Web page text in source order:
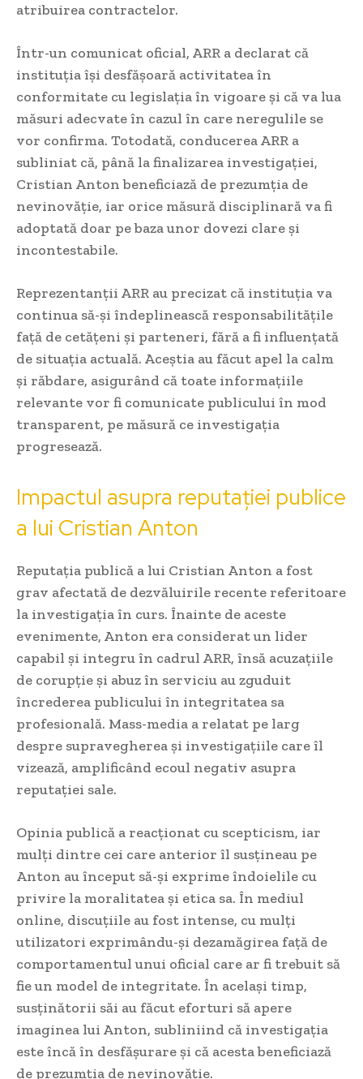
atribuirea contractelor.
Într-un comunicat oficial, ARR a declarat că
instituția își desfășoară activitatea în
conformitate cu legislația în vigoare și că va lua
măsuri adecvate în cazul în care neregulile se
vor confirma. Totodată, conducerea ARR a
subliniat că, până la finalizarea investigației,
Cristian Anton beneficiază de prezumția de
nevinovăție, iar orice măsură disciplinară va fi
adoptată doar pe baza unor dovezi clare și
incontestabile.
Reprezentanții ARR au precizat că instituția va
continua să-și îndeplinească responsabilitățile
față de cetățeni și parteneri, fără a fi influențată
de situația actuală. Aceștia au făcut apel la calm
și răbdare, asigurând că toate informațiile
relevante vor fi comunicate publicului în mod
transparent, pe măsură ce investigația
progresează.
Impactul asupra reputației publice
a lui Cristian Anton
Reputația publică a lui Cristian Anton a fost
grav afectată de dezvăluirile recente referitoare
la investigația în curs. Înainte de aceste
evenimente, Anton era considerat un lider
capabil și integru în cadrul ARR, însă acuzațiile
de corupție și abuz în serviciu au zguduit
încrederea publicului în integritatea sa
profesională. Mass-media a relatat pe larg
despre supravegherea și investigațiile care îl
vizează, amplificând ecoul negativ asupra
reputației sale.
Opinia publică a reacționat cu scepticism, iar
mulți dintre cei care anterior îl susțineau pe
Anton au început să-și exprime îndoielile cu
privire la moralitatea și etica sa. În mediul
online, discuțiile au fost intense, cu mulți
utilizatori exprimându-și dezamăgirea față de
comportamentul unui oficial care ar fi trebuit să
fie un model de integritate. În același timp,
susținătorii săi au făcut eforturi să apere
imaginea lui Anton, subliniind că investigația
este încă în desfășurare și că acesta beneficiază
de prezumția de nevinovăție.